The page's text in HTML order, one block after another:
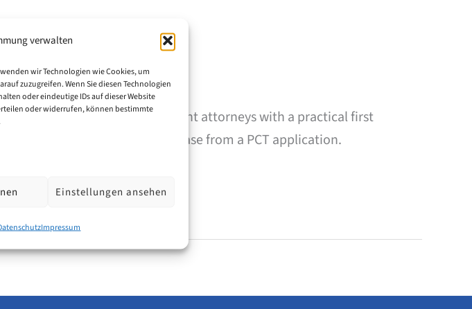
verwalten
wir Technologien wie Cookies, um
zuzugreifen. Wenn Sie diesen Technologien
oder eindeutige IDs auf dieser Website
oder widerrufen, können bestimmte
Einstellungen ansehen
Impressum
departments and foreign patent attorneys with a practical first
or European regional phase from a PCT application.